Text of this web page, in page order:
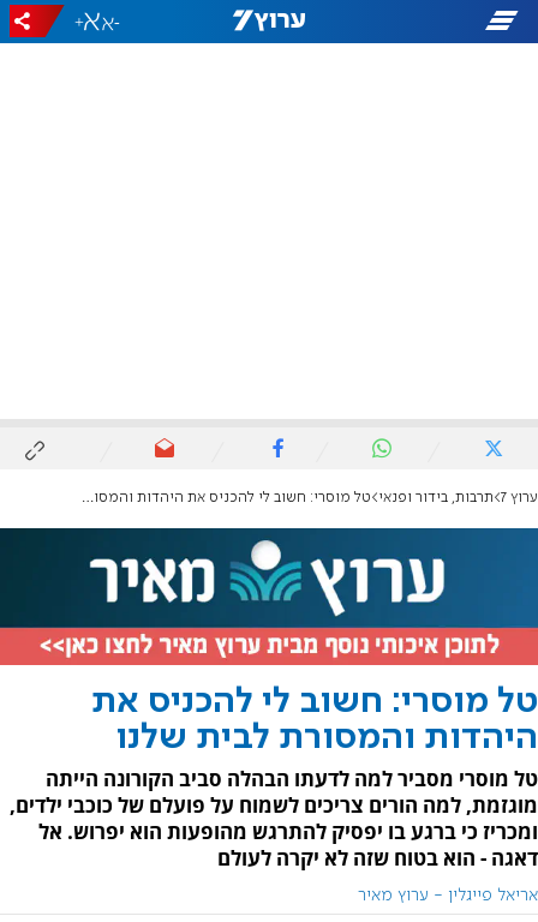
-
+
ערוץ 7 תרבות, בידור ופנאי טל מוסרי: חשוב לי להכניס את היהדות והמסורת לבית שלנו
טל מוסרי: חשוב לי להכניס את
היהדות והמסורת לבית שלנו
טל מוסרי מסביר למה לדעתו הבהלה סביב הקורונה הייתה
מוגזמת, למה הורים צריכים לשמוח על פועלם של כוכבי ילדים,
ומכריז כי ברגע בו יפסיק להתרגש מהופעות הוא יפרוש. אל
דאגה - הוא בטוח שזה לא יקרה לעולם
אריאל פייגלין - ערוץ מאיר